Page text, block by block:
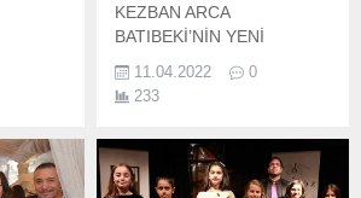
KEZBAN ARCA
BATIBEKİ’NİN YENİ
SERGİSİ PULP FICTION 3 ,
CUE ART SPACE
ORGANİZASYONUYLA 10
Bomontiada’DA AÇILIYOR!
Kezban Arca Batıbeki'nin
11.04.2022
0
233